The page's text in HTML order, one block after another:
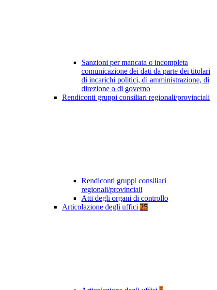
Sanzioni per mancata o incompleta
comunicazione dei dati da parte dei titolari
di incarichi politici, di amministrazione, di
direzione o di governo
Rendiconti gruppi consiliari regionali/provinciali
Rendiconti gruppi consiliari
regionali/provinciali
Atti degli organi di controllo
Articolazione degli uffici 25